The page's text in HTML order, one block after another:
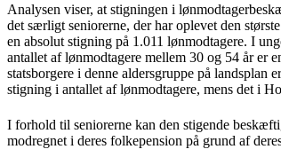
Analysen viser, at stigningen i
det særligt seniorerne, der har oplevet den
en absolut stigning på 1.011 lønmodtagere. I
antallet af lønmodtagere mellem 30 og 54 år er
statsborgere i denne aldersgruppe på landsplan
stigning i antallet af lønmodtagere, mens det i
I forhold til seniorerne kan den stigende
modregnet i deres folkepension på grund af